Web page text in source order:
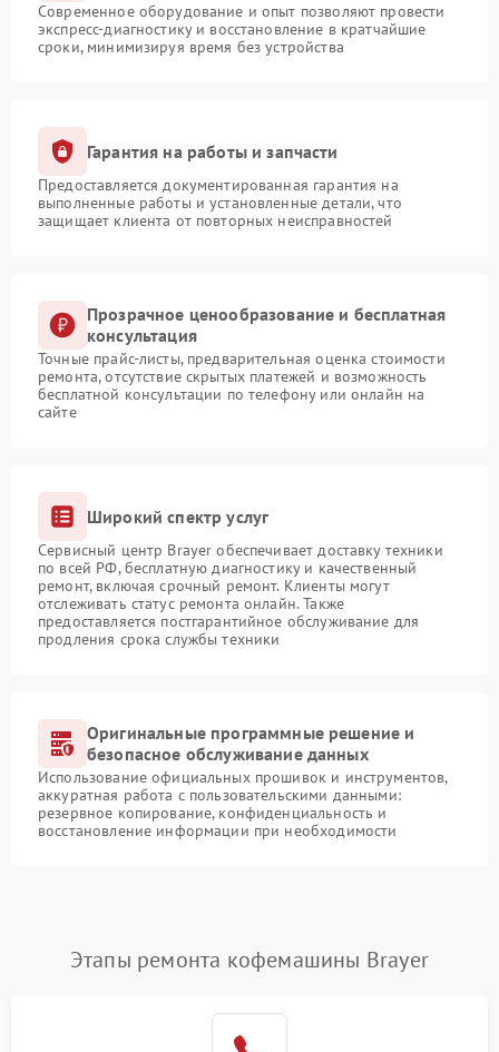
Современное оборудование и опыт позволяют провести
экспресс-диагностику и восстановление в кратчайшие
сроки, минимизируя время без устройства
Гарантия на работы и запчасти
Предоставляется документированная гарантия на
выполненные работы и установленные детали, что
защищает клиента от повторных неисправностей
Прозрачное ценообразование и бесплатная
консультация
Точные прайс-листы, предварительная оценка стоимости
ремонта, отсутствие скрытых платежей и возможность
бесплатной консультации по телефону или онлайн на
сайте
Широкий спектр услуг
Сервисный центр Brayer обеспечивает доставку техники
по всей РФ, бесплатную диагностику и качественный
ремонт, включая срочный ремонт. Клиенты могут
отслеживать статус ремонта онлайн. Также
предоставляется постгарантийное обслуживание для
продления срока службы техники
Оригинальные программные решение и
безопасное обслуживание данных
Использование официальных прошивок и инструментов,
аккуратная работа с пользовательскими данными:
резервное копирование, конфиденциальность и
восстановление информации при необходимости
Этапы ремонта кофемашины Brayer